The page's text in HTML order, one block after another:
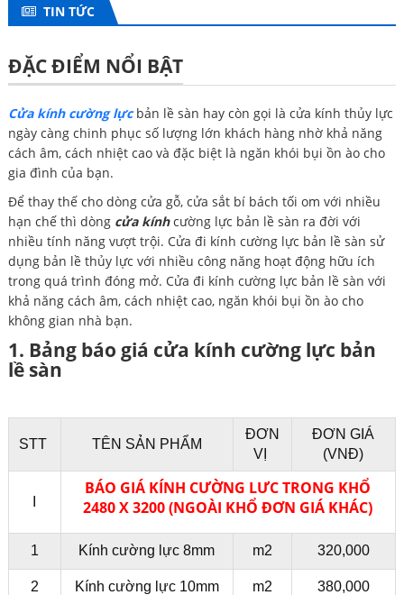
TIN TỨC
ĐẶC ĐIỂM NỔI BẬT
Cửa kính cường lựcbản lề sàn hay còn gọi là cửa kính thủy lực
ngày càng chinh phục số lượng lớn khách hàng nhờ khả năng
cách âm, cách nhiệt cao và đặc biệt là ngăn khói bụi ồn ào cho
gia đình của bạn.
Để thay thế cho dòng cửa gỗ, cửa sắt bí bách tối om với nhiều
hạn chế thì dòng cửa kínhcường lực bản lề sàn ra đời với
nhiều tính năng vượt trội. Cửa đi kính cường lực bản lề sàn sử
dụng bản lề thủy lực với nhiều công năng hoạt động hữu ích
trong quá trình đóng mở. Cửa đi kính cường lực bản lề sàn với
khả năng cách âm, cách nhiệt cao, ngăn khói bụi ồn ào cho
không gian nhà bạn.
1. Bảng báo giá cửa kính cường lực bản
lề sàn
STT TÊN SẢN PHẨM
ĐƠN
VỊ
ĐƠN GIÁ
(VNĐ)
BÁO GIÁ KÍNH CƯỜNG LƯC TRONG KHỔ
2480 X 3200 (NGOÀI KHỔ ĐƠN GIÁ KHÁC)
1 Kính cường lực 8mm m2 320,000
2 Kính cường lực 10mm m2 380,000